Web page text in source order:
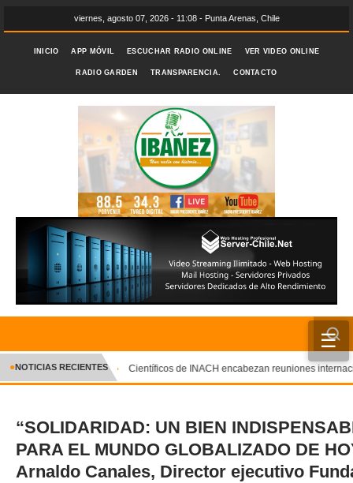
viernes, agosto 07, 2026 - 11:08 - Punta Arenas, Chile
INICIO APP MÓVIL ESCUCHAR RADIO ONLINE VER VIDEO ONLINE
RADIO GARDEN TRANSPARENCIA. CONTACTO
☰
INICIO
CRÓNICA
DEPORTES
ENTRETENIMIENTO Y CULTURA
✕
●NOTICIAS RECIENTES Científicos de INACH encabezan reuniones
“SOLIDARIDAD: UN BIEN
PARA EL MUNDO GLOBALIZADO DE
Arnaldo Canales, Director ejecutivo